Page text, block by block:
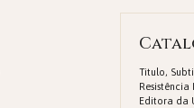
Titulo,
Editora da